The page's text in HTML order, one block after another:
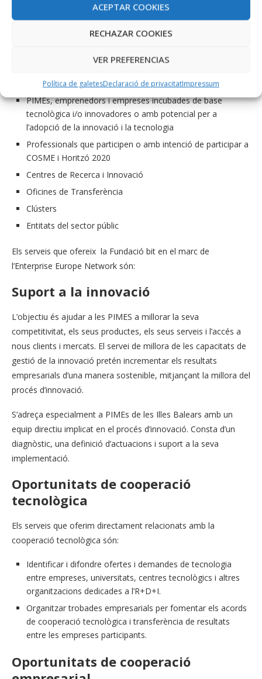
ACEPTAR COOKIES
RECHAZAR COOKIES
VER PREFERENCIAS
Política de galetesDeclaració de privacitatImpressum
En el marc de la Enterprise Europe Network la Fundació Bit
PIMEs, emprenedors i empreses incubades de base
tecnològica i/o innovadores o amb potencial per a
l’adopció de la innovació i la tecnologia
Professionals que participen o amb intenció de participar a
COSME i Horitzó 2020
Centres de Recerca i Innovació
Oficines de Transferència
Clústers
Entitats del sector públic
Els serveis que ofereix la Fundació bit en el marc de
l’Enterprise Europe Network són:
Suport a la innovació
L’objectiu és ajudar a les PIMES a millorar la seva
competitivitat, els seus productes, els seus serveis i l’accés a
nous clients i mercats. El servei de millora de les capacitats de
gestió de la innovació pretén incrementar els resultats
empresarials d’una manera sostenible, mitjançant la millora del
procés d’innovació.
S’adreça especialment a PIMEs de les Illes Balears amb un
equip directiu implicat en el procés d’innovació. Consta d’un
diagnòstic, una definició d’actuacions i suport a la seva
implementació.
Oportunitats de cooperació
tecnològica
Els serveis que oferim directament relacionats amb la
cooperació tecnològica són:
Identificar i difondre ofertes i demandes de tecnologia
entre empreses, universitats, centres tecnològics i altres
organitzacions dedicades a l’R+D+I.
Organitzar trobades empresarials per fomentar els acords
de cooperació tecnològica i transferència de resultats
entre les empreses participants.
Oportunitats de cooperació